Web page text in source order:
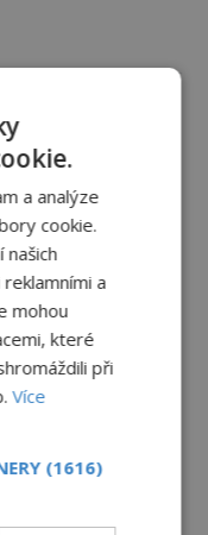
nepřítele
králíky?
Zakázané
nebo jen
z Baalbeku: Jak
bloky o
tun?
a analýze
cookie.
našich
a
mohou
které
při
Více
(1616)